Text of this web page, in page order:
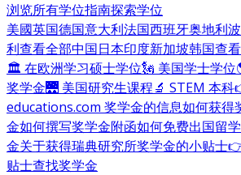
浏览所有学位指南探索学位
美國英国德国意大利法国西班牙奥地利
利查看全部中国日本印度新加坡韩国查
🏛 在欧洲学习硕士学位🗽 美国学士学位
奖学金🌉 美国研究生课程🔬 STEM 本科
educations.com 奖学金的信息如何获得
金如何撰写奖学金附函如何免费出国留学
金关于获得瑞典研究所奖学金的小贴士
贴士查找奖学金